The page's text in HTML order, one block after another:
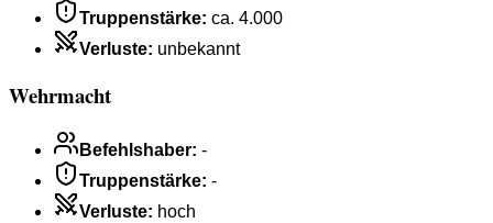
Truppenstärke: ca. 4.000
Verluste: unbekannt
Wehrmacht
Befehlshaber: -
Truppenstärke: -
Verluste: hoch